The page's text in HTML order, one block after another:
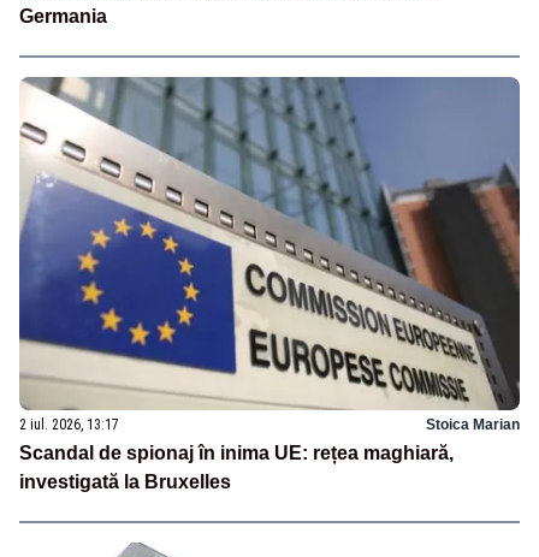
Germania
2 iul. 2026, 13:17 Stoica Marian
Scandal de spionaj în inima UE: rețea maghiară,
investigată la Bruxelles